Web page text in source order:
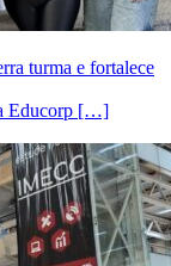
turma e fortalece
Educorp […]